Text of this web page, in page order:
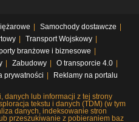
Samochody dostawcze
Transport Wojskowy
branżowe i biznesowe
Zabudowy
O transporcie 4.0
prywatności Reklamy na portalu
danych lub informacji z tej strony
tekstu i danych (TDM) (w tym
danych, indeksowanie stron
przeszukiwanie z pobieraniem baz